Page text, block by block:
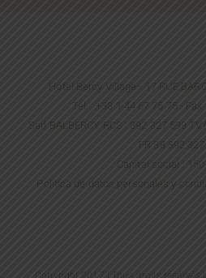
Hôtel Bercy Village - 17 RUE
Tél. : +33 1 44 67 75 75 -
Sarl BALBERCY RCS : 392 327 599
FR 38 392
Capital social :
Política de datos personales y
Copyright 2017 | Tous droits résérvés